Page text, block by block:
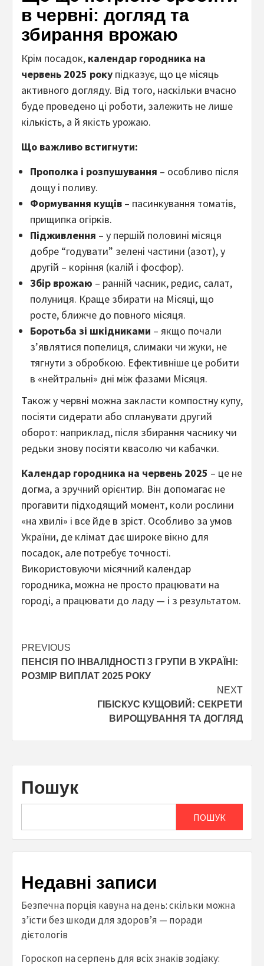
в червні: догляд та
збирання врожаю
Крім посадок, календар городника на
червень 2025 року підказує, що це місяць
активного догляду. Від того, наскільки вчасно
буде проведено ці роботи, залежить не лише
кількість, а й якість урожаю.
Що важливо встигнути:
Прополка і розпушування – особливо після
дощу і поливу.
Формування кущів – пасинкування томатів,
прищипка огірків.
Підживлення – у першій половині місяця
добре “годувати” зелені частини (азот), у
другій – коріння (калій і фосфор).
Збір врожаю – ранній часник, редис, салат,
полуниця. Краще збирати на Місяці, що
росте, ближче до повного місяця.
Боротьба зі шкідниками – якщо почали
з’являтися попелиця, слимаки чи жуки, не
тягнути з обробкою. Ефективніше це робити
в «нейтральні» дні між фазами Місяця.
Також у червні можна закласти компостну купу,
посіяти сидерати або спланувати другий
оборот: наприклад, після збирання часнику чи
редьки знову посіяти квасолю чи кабачки.
Календар городника на червень 2025 – це не
догма, а зручний орієнтир. Він допомагає не
прогавити підходящий момент, коли рослини
«на хвилі» і все йде в зріст. Особливо за умов
України, де клімат дає широке вікно для
посадок, але потребує точності.
Використовуючи місячний календар
городника, можна не просто працювати на
городі, а працювати до ладу — і з результатом.
Post
navigation
PREVIOUS
ПЕНСІЯ ПО ІНВАЛІДНОСТІ 3 ГРУПИ В УКРАЇНІ:
РОЗМІР ВИПЛАТ 2025 РОКУ
NEXT
ГІБІСКУС КУЩОВИЙ: СЕКРЕТИ
ВИРОЩУВАННЯ ТА ДОГЛЯД
Пошук
ПОШУК
Недавні записи
Безпечна порція кавуна на день: скільки можна
з’їсти без шкоди для здоров’я — поради
дієтологів
Гороскоп на серпень для всіх знаків зодіаку: